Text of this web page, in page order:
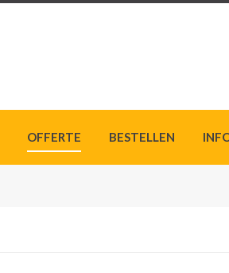
OFFERTE BESTELLEN